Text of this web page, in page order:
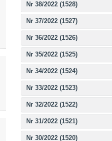
Nr 38/2022 (1528)
Nr 37/2022 (1527)
Nr 36/2022 (1526)
Nr 35/2022 (1525)
Nr 34/2022 (1524)
Nr 33/2022 (1523)
Nr 32/2022 (1522)
Nr 31/2022 (1521)
Nr 30/2022 (1520)